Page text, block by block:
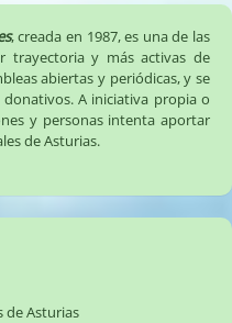
, creada en 1987, es una de las
trayectoria y más activas de
abiertas y periódicas, y se
A iniciativa propia o
y personas intenta aportar
de Asturias.
de Asturias